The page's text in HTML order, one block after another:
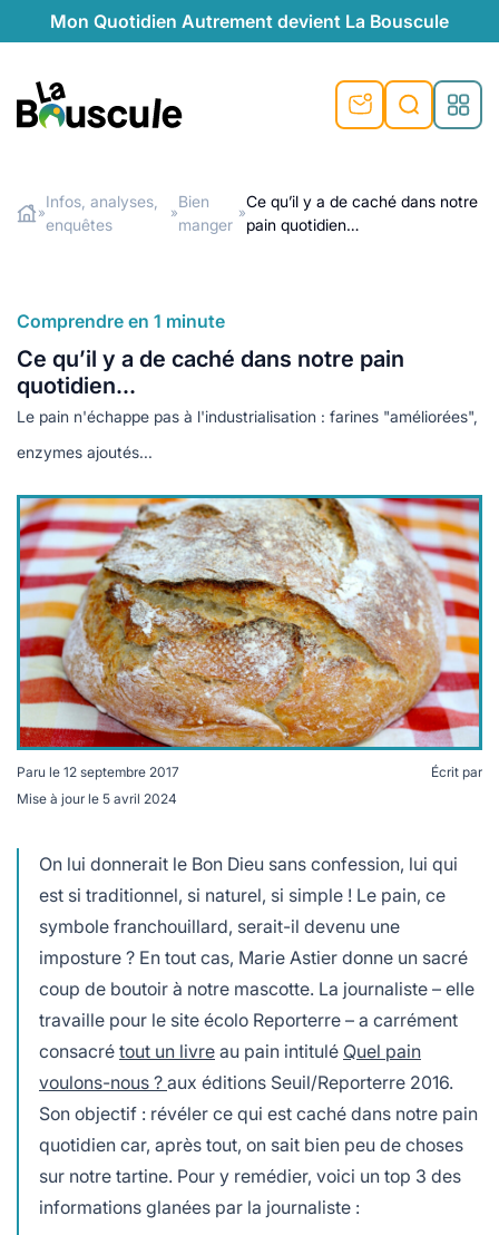
Mon Quotidien Autrement devient La Bouscule
au naturel
végétariennes
locales
plus de recyclage
durables
beauté naturelle
naturel
témoignages
saison
douce
Rechercher
»
Infos, analyses,
enquêtes
»
Bien
manger
»
Ce qu’il y a de caché dans notre
pain quotidien…
Comprendre en 1 minute
Ce qu’il y a de caché dans notre pain
quotidien…
Le pain n'échappe pas à l'industrialisation : farines "améliorées",
enzymes ajoutés...
Paru le 12 septembre 2017
Mise à jour le 5 avril 2024
Écrit par
On lui donnerait le Bon Dieu sans confession, lui qui
est si traditionnel, si naturel, si simple ! Le pain, ce
symbole franchouillard, serait-il devenu une
imposture ? En tout cas, Marie Astier donne un sacré
coup de boutoir à notre mascotte. La journaliste – elle
travaille pour le site écolo Reporterre – a carrément
consacré tout un livre au pain intitulé Quel pain
voulons-nous ? aux éditions Seuil/Reporterre 2016.
Son objectif : révéler ce qui est caché dans notre pain
quotidien car, après tout, on sait bien peu de choses
sur notre tartine. Pour y remédier, voici un top 3 des
informations glanées par la journaliste :